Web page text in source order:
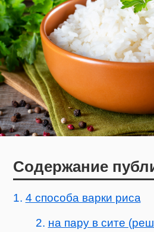
Содержание
4 способа варки риса
на пару в сите